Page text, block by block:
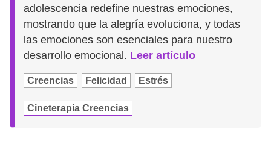
adolescencia redefine nuestras emociones,
mostrando que la alegría evoluciona, y todas
las emociones son esenciales para nuestro
desarrollo emocional. Leer artículo
Creencias Felicidad Estrés
Cineterapia Creencias